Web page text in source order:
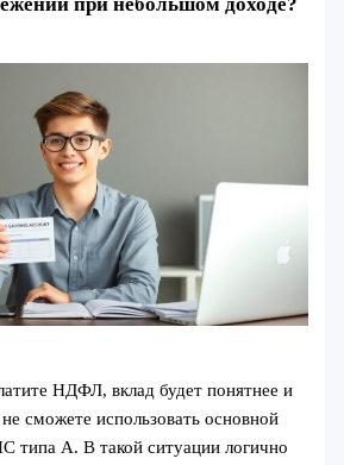
НДФЛ, вклад будет понятнее и
сможете использовать основной
типа А. В такой ситуации логично